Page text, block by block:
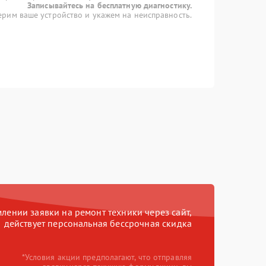
Записывайтесь на бесплатную диагностику.
ваше устройство и укажем на неисправность.
заявки на ремонт техники через сайт,
действует персональная бессрочная скидка
*Условия акции предполагают, что отправляя